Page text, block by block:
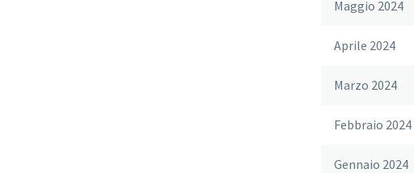
Maggio 2024
Aprile 2024
Marzo 2024
Febbraio 2024
Gennaio 2024